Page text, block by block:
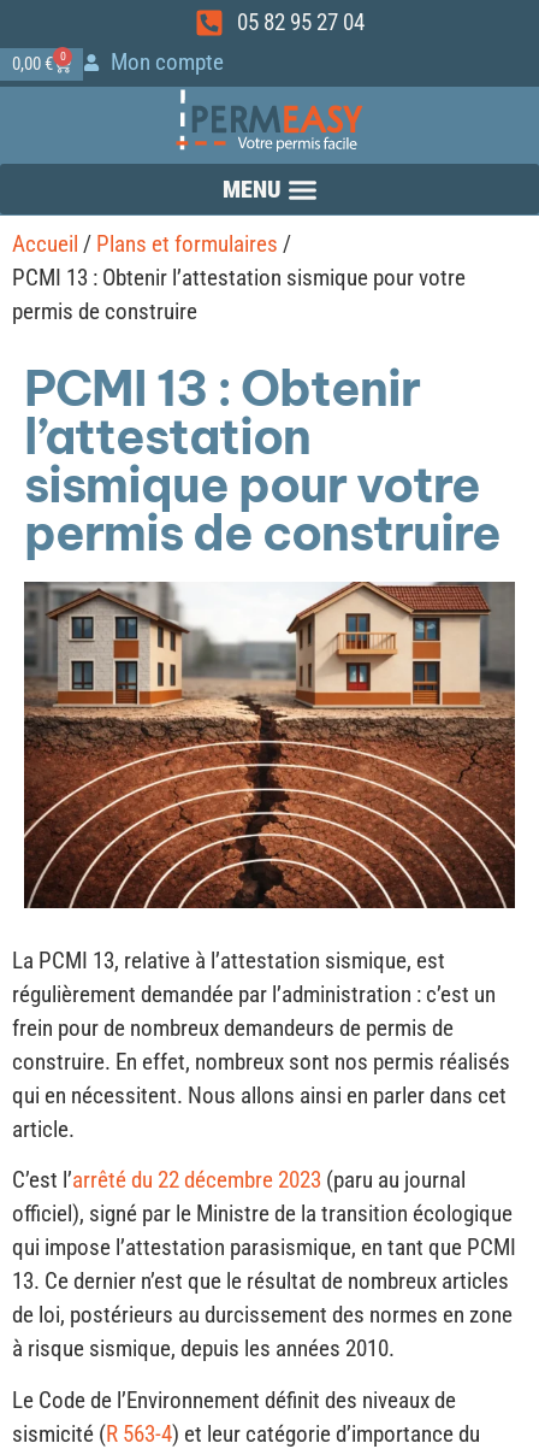
05 82 95 27 04
0,00€ 0 Mon compte
Accueil / Plans et formulaires /
PCMI 13 : Obtenir l’attestation sismique pour votre
permis de construire
PCMI 13 : Obtenir
l’attestation
sismique pour votre
permis de construire
La PCMI 13, relative à l’attestation sismique, est
régulièrement demandée par l’administration : c’est un
frein pour de nombreux demandeurs de permis de
construire. En effet, nombreux sont nos permis réalisés
qui en nécessitent. Nous allons ainsi en parler dans cet
article.
C’est l’arrêté du 22 décembre 2023 (paru au journal
officiel), signé par le Ministre de la transition écologique
qui impose l’attestation parasismique, en tant que PCMI
13. Ce dernier n’est que le résultat de nombreux articles
de loi, postérieurs au durcissement des normes en zone
à risque sismique, depuis les années 2010.
Le Code de l’Environnement définit des niveaux de
sismicité (R 563-4) et leur catégorie d’importance du